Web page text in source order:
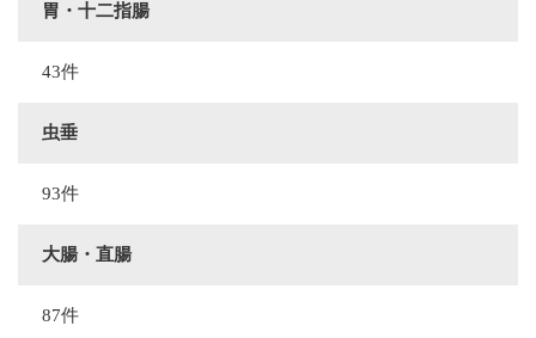
胃・十二指腸
43件
虫垂
93件
大腸・直腸
87件